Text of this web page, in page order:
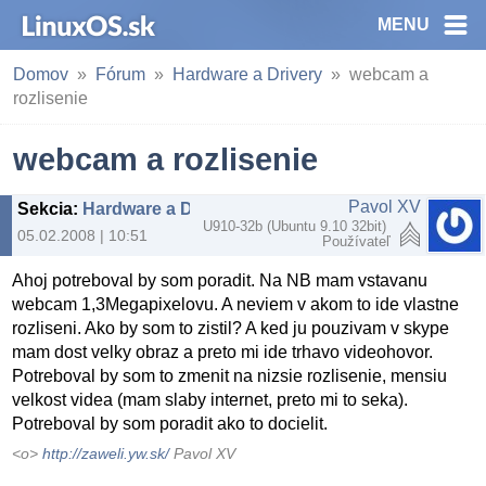
MENU
Domov Fórum Hardware a Drivery
webcam a
rozlisenie
webcam a rozlisenie
Sekcia: Hardware a Drivery
05.02.2008 | 10:51
Pavol XV
U910-32b (Ubuntu 9.10 32bit)
Používateľ
Ahoj potreboval by som poradit. Na NB mam vstavanu
webcam 1,3Megapixelovu. A neviem v akom to ide vlastne
rozliseni. Ako by som to zistil? A ked ju pouzivam v skype
mam dost velky obraz a preto mi ide trhavo videohovor.
Potreboval by som to zmenit na nizsie rozlisenie, mensiu
velkost videa (mam slaby internet, preto mi to seka).
Potreboval by som poradit ako to docielit.
<o>http://zaweli.yw.sk/Pavol XV